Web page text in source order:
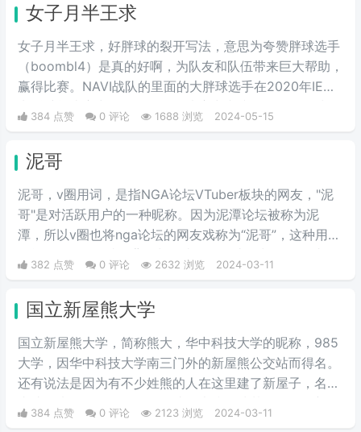
女子月半王求
女子月半王求，好胖球的裂开写法，意思为夸赞胖球选手
（boombl4）是真的好啊，为队友和队伍带来巨大帮助，
赢得比赛。NAVI战队的里面的大胖球选手在2020年IEM
卡托维兹比赛中超级发挥，在决赛中直接化身邪恶胖球，
带领NAVI战队战胜A队和G2，夺得冠军。
384 点赞 0 评论 1688 浏览 2024-05-15
泥哥
泥哥，v圈用词，是指NGA论坛VTuber板块的网友，"泥
哥"是对活跃用户的一种昵称。因为泥潭论坛被称为泥
潭，所以v圈也将nga论坛的网友戏称为“泥哥”，这种用法
可能源自nga网站的背景颜色类似于泥土的颜色，因此用
户们开始将这些常驻者称为"泥哥"。
382 点赞 0 评论 2632 浏览 2024-03-11
国立新屋熊大学
国立新屋熊大学，简称熊大，华中科技大学的昵称，985
大学，因华中科技大学南三门外的新屋熊公交站而得名。
还有说法是因为有不少姓熊的人在这里建了新屋子，名字
由此而来。具体原因是否如此，也搞不清楚了。但是新屋
熊大学的名字，比这个985大学更广为人知的外号“关山口
384 点赞 0 评论 2123 浏览 2024-03-11